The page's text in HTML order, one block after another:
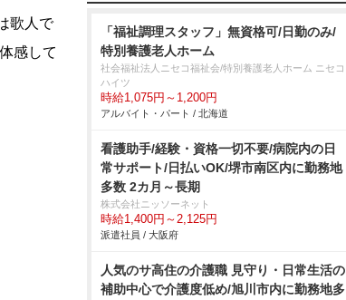
歌人で
感して
「福祉調理スタッフ」無資格可/日勤のみ/
特別養護老人ホーム
社会福祉法人ニセコ福祉会/特別養護老人ホーム ニセコ
ハイツ
時給1,075円～1,200円
アルバイト・パート / 北海道
看護助手/経験・資格一切不要/病院内の日
常サポート/日払いOK/堺市南区内に勤務地
多数 2カ月～長期
株式会社ニッソーネット
時給1,400円～2,125円
派遣社員 / 大阪府
人気のサ高住の介護職 見守り・日常生活の
補助中心で介護度低め/旭川市内に勤務地多